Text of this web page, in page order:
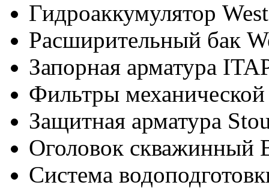
Гидроаккумулятор
Расширительный бак
Запорная арматура
Фильтры
Защитная арматура
Оголовок скважинный
Система